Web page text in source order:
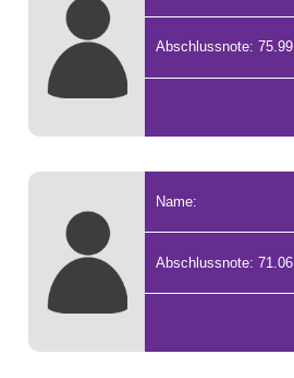
Abschlussnote: 75.99
Name:
Abschlussnote: 71.06